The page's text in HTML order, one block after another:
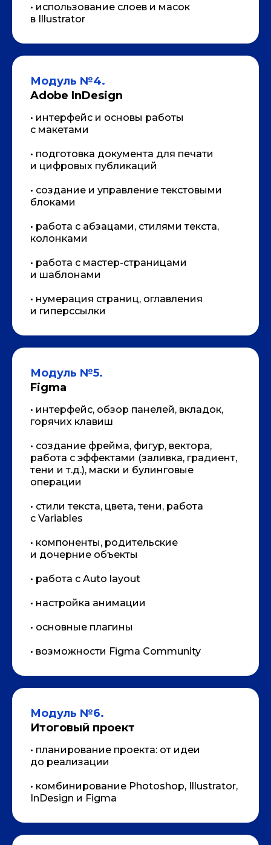
• использование слоев и масок
в Illustrator
Модуль №4.
Adobe InDesign
• интерфейс и основы работы
с макетами
• подготовка документа для печати
и цифровых публикаций
• создание и управление текстовыми
блоками
• работа с абзацами, стилями текста,
колонками
• работа с мастер-страницами
и шаблонами
• нумерация страниц, оглавления
и гиперссылки
Модуль №5.
Figma
• интерфейс, обзор панелей, вкладок,
горячих клавиш
• создание фрейма, фигур, вектора,
работа с эффектами (заливка, градиент,
тени и т.д.), маски и булинговые
операции
• стили текста, цвета, тени, работа
с Variables
• компоненты, родительские
и дочерние объекты
• работа с Auto layout
• настройка анимации
• основные плагины
• возможности Figma Community
Модуль №6.
Итоговый проект
• планирование проекта: от идеи
до реализации
• комбинирование Photoshop, Illustrator,
InDesign и Figma
КАК ПРОХОДИТ ОБУЧЕНИЕ?